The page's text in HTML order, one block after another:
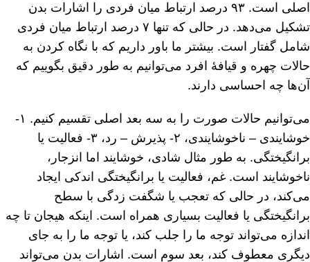
اصلی است. ۹۳ درصد ارتباط میان فردی را اشارات بدن
تشکیل می‌دهد. در حالی که تنها ۷ درصد ارتباط میان فردی
شامل گفتار است. بیشتر ما باور داریم که با نگاه کردن به
حالات چهره و قیافهٔ افرد می‌توانیم به طور دقیق بگوییم که
آن‌ها چه احساسی دارند.
می‌توانیم حالات صورت را به سه بعد اصلی تقسیم کنیم. ۱-
خوشایندی – ناخوشایندی، ۲- پذیرش – رد، ۳- فعالیت یا
برانگیختگی. به طور مثال شادی، خوشایند اما انزجار،
ناخوشایند است. غم، فعالیت یا برانگیختگی اندکی ایجاد
می‌کند، در حالی که تعجب یا شگفت زدگی با سطح
برانگیختگی یا فعالیت بسیاری همراه است. اینکه هیجان تا چه
اندازه می‌تواند توجه ما را جلب کند، یا توجه ما را به جای
دیگری معطوف کند، بعد سوم است. اشارات بدن می‌تواند